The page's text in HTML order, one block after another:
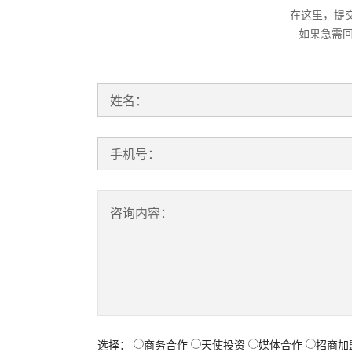
在这里，提
如果急需
姓名：
手机号：
咨询内容：
选择： 商务合作 天使投资 媒体合作 招商加